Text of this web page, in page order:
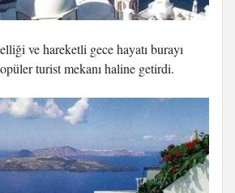
ve hareketli gece hayatı burayı
turist mekanı haline getirdi.